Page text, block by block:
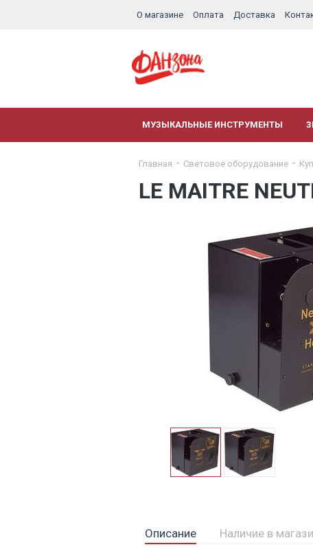
О магазине Оплата Доставка
МУЗЫКАЛЬНЫЕ ИНСТРУМЕНТЫ
Главная Световое оборудование
LE MAITRE
Описание Наличие в